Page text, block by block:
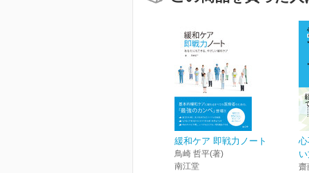
緩和ケア 即戦力ノート
鳥崎 哲平(著)
南江堂
齋